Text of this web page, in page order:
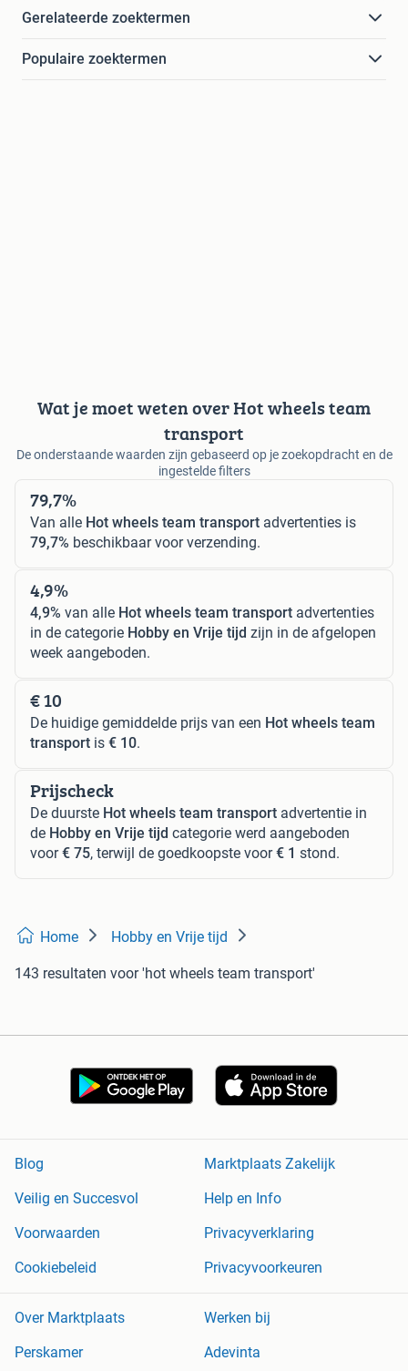
Gerelateerde zoektermen
Populaire zoektermen
Wat je moet weten over Hot wheels team
transport
De onderstaande waarden zijn gebaseerd op je zoekopdracht en de
ingestelde filters
79,7%
Van alle Hot wheels team transport advertenties is
79,7% beschikbaar voor verzending.
4,9%
4,9% van alle Hot wheels team transport advertenties
in de categorie Hobby en Vrije tijd zijn in de afgelopen
week aangeboden.
€ 10
De huidige gemiddelde prijs van een Hot wheels team
transport is € 10.
Prijscheck
De duurste Hot wheels team transport advertentie in
de Hobby en Vrije tijd categorie werd aangeboden
voor€ 75, terwijl de goedkoopste voor€ 1 stond.
Home Hobby en Vrije tijd
143 resultaten voor 'hot wheels team transport'
Blog
Marktplaats Zakelijk
Veilig en Succesvol
Help en Info
Voorwaarden
Privacyverklaring
Cookiebeleid
Privacyvoorkeuren
Over Marktplaats
Werken bij
Perskamer
Adevinta